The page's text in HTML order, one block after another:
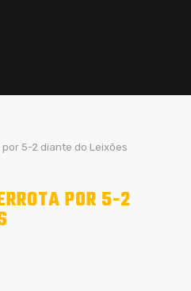
5-2 diante do Leixões
POR 5-2